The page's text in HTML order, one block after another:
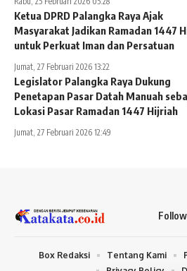
Ketua DPRD Palangka Raya Ajak
Masyarakat Jadikan Ramadan 1447
untuk Perkuat Iman dan Persatuan
Jumat, 27 Februari 2026 13:22
Legislator Palangka Raya Dukung
Penetapan Pasar Datah Manuah
Lokasi Pasar Ramadan 1447 Hijriah
Jumat, 27 Februari 2026 12:49
Box Redaksi Tentang Kami